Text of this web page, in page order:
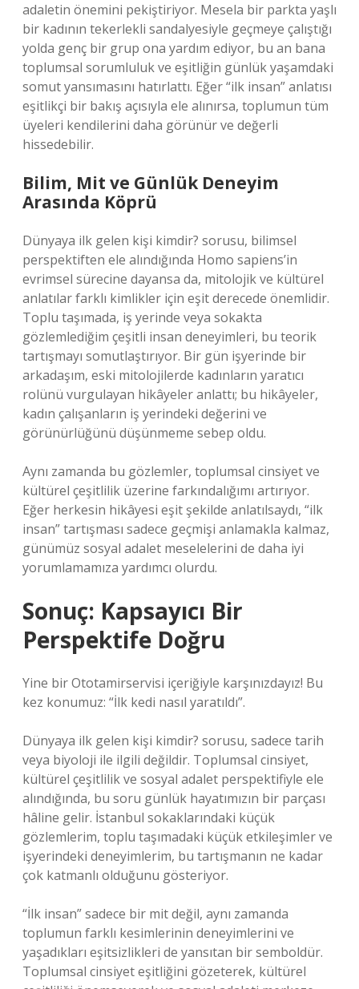
adaletin önemini pekiştiriyor. Mesela bir parkta yaşlı
bir kadının tekerlekli sandalyesiyle geçmeye çalıştığı
yolda genç bir grup ona yardım ediyor, bu an bana
toplumsal sorumluluk ve eşitliğin günlük yaşamdaki
somut yansımasını hatırlattı. Eğer “ilk insan” anlatısı
eşitlikçi bir bakış açısıyla ele alınırsa, toplumun tüm
üyeleri kendilerini daha görünür ve değerli
hissedebilir.
Bilim, Mit ve Günlük Deneyim
Arasında Köprü
Dünyaya ilk gelen kişi kimdir? sorusu, bilimsel
perspektiften ele alındığında Homo sapiens’in
evrimsel sürecine dayansa da, mitolojik ve kültürel
anlatılar farklı kimlikler için eşit derecede önemlidir.
Toplu taşımada, iş yerinde veya sokakta
gözlemlediğim çeşitli insan deneyimleri, bu teorik
tartışmayı somutlaştırıyor. Bir gün işyerinde bir
arkadaşım, eski mitolojilerde kadınların yaratıcı
rolünü vurgulayan hikâyeler anlattı; bu hikâyeler,
kadın çalışanların iş yerindeki değerini ve
görünürlüğünü düşünmeme sebep oldu.
Aynı zamanda bu gözlemler, toplumsal cinsiyet ve
kültürel çeşitlilik üzerine farkındalığımı artırıyor.
Eğer herkesin hikâyesi eşit şekilde anlatılsaydı, “ilk
insan” tartışması sadece geçmişi anlamakla kalmaz,
günümüz sosyal adalet meselelerini de daha iyi
yorumlamamıza yardımcı olurdu.
Sonuç: Kapsayıcı Bir
Perspektife Doğru
Yine bir Ototamirservisi içeriğiyle karşınızdayız! Bu
kez konumuz: “İlk kedi nasıl yaratıldı”.
Dünyaya ilk gelen kişi kimdir? sorusu, sadece tarih
veya biyoloji ile ilgili değildir. Toplumsal cinsiyet,
kültürel çeşitlilik ve sosyal adalet perspektifiyle ele
alındığında, bu soru günlük hayatımızın bir parçası
hâline gelir. İstanbul sokaklarındaki küçük
gözlemlerim, toplu taşımadaki küçük etkileşimler ve
işyerindeki deneyimlerim, bu tartışmanın ne kadar
çok katmanlı olduğunu gösteriyor.
“İlk insan” sadece bir mit değil, aynı zamanda
toplumun farklı kesimlerinin deneyimlerini ve
yaşadıkları eşitsizlikleri de yansıtan bir semboldür.
Toplumsal cinsiyet eşitliğini gözeterek, kültürel